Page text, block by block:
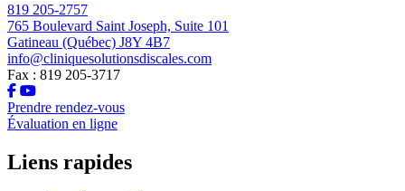
819 205-2757
765 Boulevard Saint Joseph, Suite 101
Gatineau (Québec) J8Y 4B7
info@cliniquesolutionsdiscales.com
Fax : 819 205-3717
Prendre rendez-vous
Évaluation en ligne
Liens rapides